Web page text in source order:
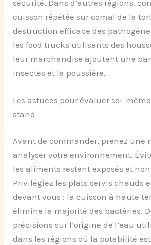
sécurité. Dans d’autres régions,
cuisson répétée sur comal de la
destruction efficace des
les food trucks utilisants des
leur marchandise ajoutent une
insectes et la poussière.
Les astuces pour évaluer soi-
stand
Avant de commander, prenez une
analyser votre environnement.
les aliments restent exposés et
Privilégiez les plats servis chauds
devant vous : la cuisson à haute
élimine la majorité des bactéries.
précisions sur l’origine de l’eau
dans les régions où la potabilité